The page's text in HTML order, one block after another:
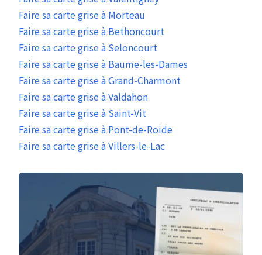
Faire sa carte grise à Morteau
Faire sa carte grise à Bethoncourt
Faire sa carte grise à Seloncourt
Faire sa carte grise à Baume-les-Dames
Faire sa carte grise à Grand-Charmont
Faire sa carte grise à Valdahon
Faire sa carte grise à Saint-Vit
Faire sa carte grise à Pont-de-Roide
Faire sa carte grise à Villers-le-Lac